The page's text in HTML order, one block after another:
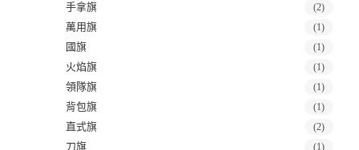
手拿旗 (2)
萬用旗 (1)
國旗 (1)
火焰旗 (1)
領隊旗 (1)
背包旗 (1)
直式旗 (2)
刀旗 (1)